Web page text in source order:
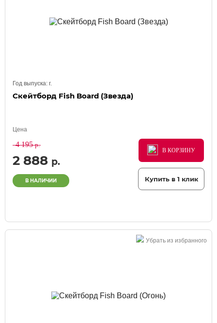
Год выпуска: г.
Скейтборд Fish Board (Звезда)
Цена
4 195р.
2 888 р.
В НАЛИЧИИ
В КОРЗИНУ
В КОРЗИНУ
В КОРЗИНУ
Купить в 1 клик
Убрать из избранного